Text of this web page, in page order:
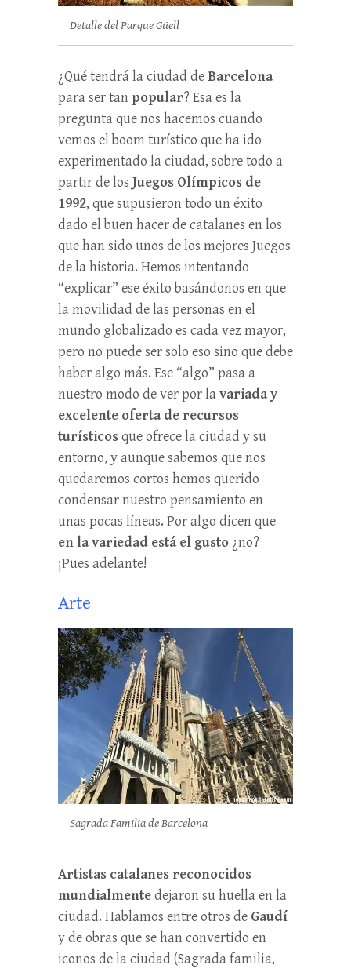
Detalle del Parque Güell
¿Qué tendrá la ciudad deBarcelona
para ser tan popular? Esa es la
pregunta que nos hacemos cuando
vemos el boom turístico que ha ido
experimentado la ciudad, sobre todo a
partir de los Juegos Olímpicos de
1992, que supusieron todo un éxito
dado el buen hacer de catalanes en los
que han sido unos de los mejores Juegos
de la historia. Hemos intentando
“explicar” ese éxito basándonos en que
la movilidad de las personas en el
mundo globalizado es cada vez mayor,
pero no puede ser solo eso sino que debe
haber algo más. Ese “algo” pasa a
nuestro modo de ver por la variada y
excelente oferta de recursos
turísticosque ofrece la ciudad y su
entorno, y aunque sabemos que nos
quedaremos cortos hemos querido
condensar nuestro pensamiento en
unas pocas líneas. Por algo dicen que
en la variedad está el gusto ¿no?
¡Pues adelante!
Arte
Sagrada Familia de Barcelona
Artistas catalanes reconocidos
mundialmentedejaron su huella en la
ciudad. Hablamos entre otros de Gaudí
y de obras que se han convertido en
iconos de la ciudad (Sagrada familia,